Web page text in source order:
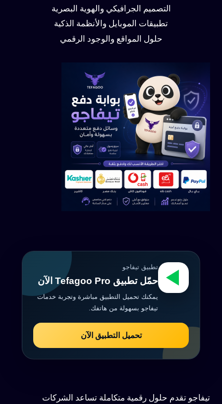
التصميم الجرافيكي والهوية البصرية
تطبيقات الموبايل والأنظمة الذكية
حلول المواقع والوجود الرقمي
تطبيق تيفاجو
حمّل تطبيق Tefagoo Pro الآن
يمكنك تحميل التطبيق مباشرة وتجربة خدمات
تيفاجو بسهولة من هاتفك.
تحميل التطبيق الآن
تيفاجو تقدم حلول رقمية متكاملة تساعد الشركات